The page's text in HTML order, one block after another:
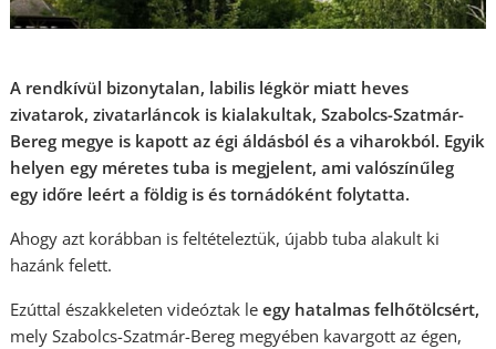
A rendkívül bizonytalan, labilis légkör miatt heves
zivatarok, zivatarláncok is kialakultak, Szabolcs-Szatmár-
Bereg megye is kapott az égi áldásból és a viharokból. Egyik
helyen egy méretes tuba is megjelent, ami valószínűleg
egy időre leért a földig is és tornádóként folytatta.
Ahogy azt korábban is feltételeztük, újabb tuba alakult ki
hazánk felett.
Ezúttal északkeleten videóztak leegy hatalmas felhőtölcsért,
mely Szabolcs-Szatmár-Bereg megyében kavargott az égen,